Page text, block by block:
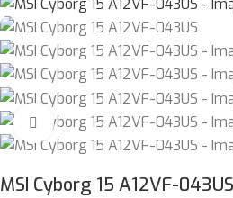
Böyütmək üçün klikləyin
MSI Cyborg 15 A12VF-043US